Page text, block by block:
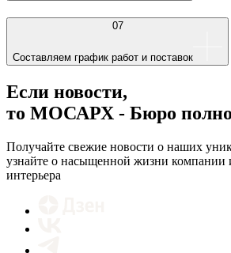
07
Составляем график работ и поставок
Если новости,
то МОСАРХ - Бюро
Получайте свежие новости о наших
узнайте о насыщенной жизни компании
интерьера